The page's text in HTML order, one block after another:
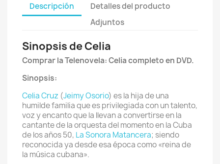
Descripción
Detalles del producto
Adjuntos
Sinopsis de Celia
Comprar la Telenovela: Celia completo en DVD.
Sinopsis:
Celia Cruz (Jeimy Osorio) es la hija de una
humilde familia que es privilegiada con un talento,
voz y encanto que la llevan a convertirse en la
cantante de la orquesta del momento en la Cuba
de los años 50, La Sonora Matancera; siendo
reconocida ya desde esa época como «reina de
la música cubana».